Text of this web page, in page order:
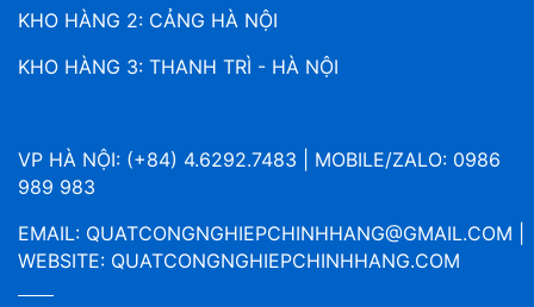
KHO HÀNG 2: CẢNG HÀ NỘI
KHO HÀNG 3: THANH TRÌ - HÀ NỘI
VP HÀ NỘI: (+84) 4.6292.7483 | MOBILE/ZALO: 0986
989 983
EMAIL: QUATCONGNGHIEPCHINHHANG@GMAIL.COM
WEBSITE: QUATCONGNGHIEPCHINHHANG.COM